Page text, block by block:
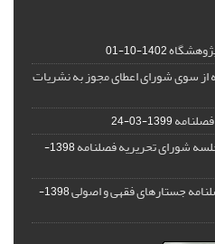
1402-10-01
سوی شورای اعطای مجوز به نشریات
1399-03-24
شورای تحریریه فصلنامه
1398-
جستارهای فقهی و اصولی
1398-